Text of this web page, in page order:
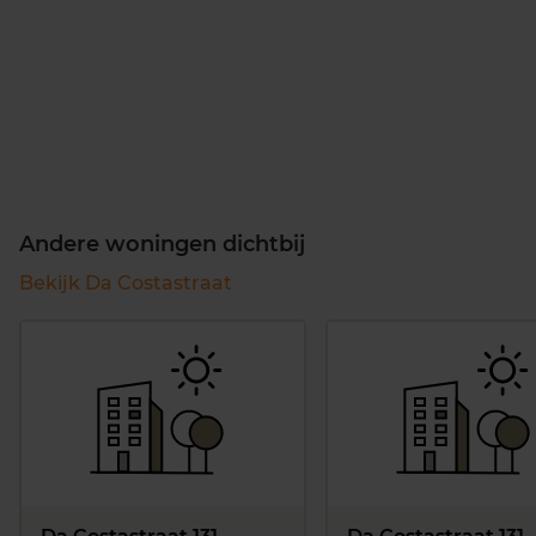
Andere woningen dichtbij
Bekijk Da Costastraat